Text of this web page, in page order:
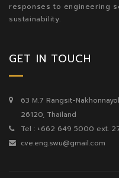
responses to engineering
sustainability.
GET IN TOUCH
63 M.7 Rangsit-
26120, Thailand
Tel : +662 649 5000 ext.
cve.eng.swu@gmail.com